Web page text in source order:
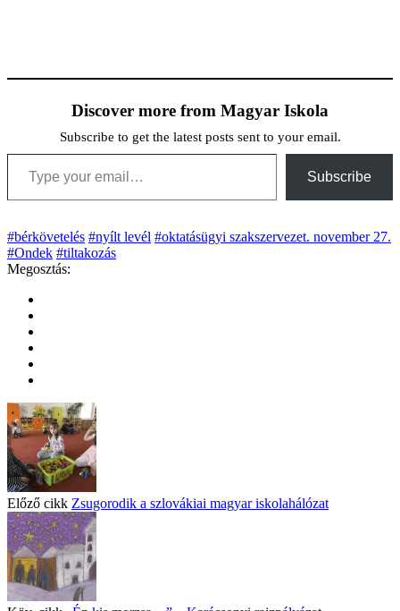
Discover more from Magyar Iskola
Subscribe to get the latest posts sent to your email.
Type your email…
Subscribe
#bérkövetelés #nyílt levél #oktatásügyi szakszervezet. november 27.
#Ondek #tiltakozás
Megosztás:
Előző cikk Zsugorodik a szlovákiai magyar iskolahálózat